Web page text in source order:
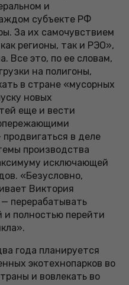
и
субъекте РФ
За их самочувствием
регионы, так и РЭО»,
Все это, по ее словам,
на полигоны,
в стране «мусорных
новых
еще и вести
в деле
производства
исключающей
«Безусловно,
Виктория
перерабатывать
и полностью перейти
года планируется
экотехнопарков во
и вовлекать во